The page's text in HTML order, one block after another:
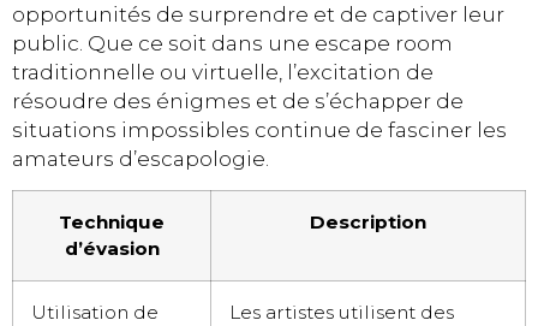
opportunités de surprendre et de captiver leur
public. Que ce soit dans une escape room
traditionnelle ou virtuelle, l’excitation de
résoudre des énigmes et de s’échapper de
situations impossibles continue de fasciner les
amateurs d’escapologie.
Technique
d’évasion
Description
Utilisation de
Les artistes utilisent des